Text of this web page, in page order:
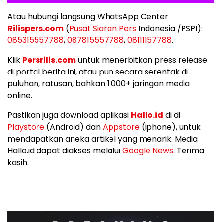
Atau hubungi langsung WhatsApp Center
Rilispers.com (Pusat Siaran Pers Indonesia /PSPI):
085315557788,087815557788,08111157788.
Klik Persrilis.comuntuk menerbitkan press release
di portal berita ini, atau pun secara serentak di
puluhan, ratusan, bahkan 1.000+ jaringan media
online.
Pastikan juga download aplikasi Hallo.id di di
Playstore (Android) danAppstore (iphone), untuk
mendapatkan aneka artikel yang menarik. Media
Hallo.id dapat diakses melaluiGoogle News. Terima
kasih.